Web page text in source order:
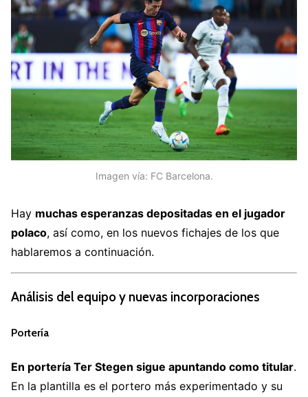
Imagen vía: FC Barcelona.
Hay muchas esperanzas depositadas en el jugador
polaco, así como, en los nuevos fichajes de los que
hablaremos a continuación.
Análisis del equipo y nuevas incorporaciones
Portería
En portería Ter Stegen sigue apuntando como titular.
En la plantilla es el portero más experimentado y su